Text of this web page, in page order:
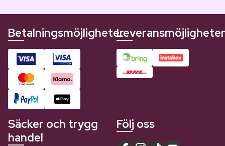
BetalningsmöjligheterLeveransmöjligheter
Säcker och trygg
handel
Följ oss